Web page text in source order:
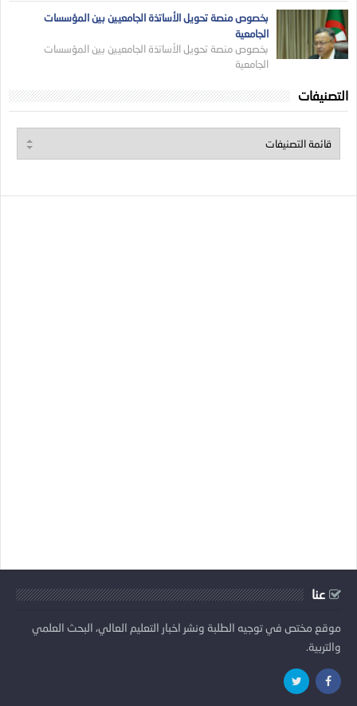
بخصوص منصة تحويل الأساتذة الجامعيين بين المؤسسات
الجامعية
بخصوص منصة تحويل الأساتذة الجامعيين بين المؤسسات
الجامعية
التصنيفات
عنا
موقع مختص في توجيه الطلبة ونشر اخبار التعليم العالي، البحث العلمي
والتربية.